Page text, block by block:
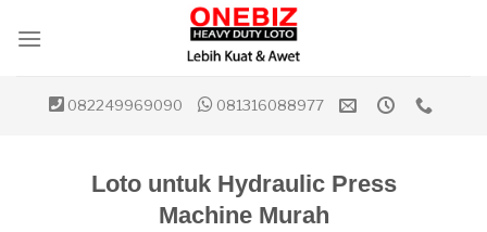
082249969090 081316088977
Loto untuk Hydraulic Press
Machine Murah